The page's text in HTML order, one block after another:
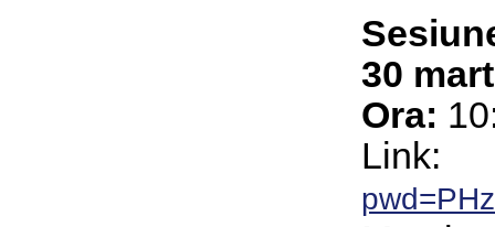
30
Ora: